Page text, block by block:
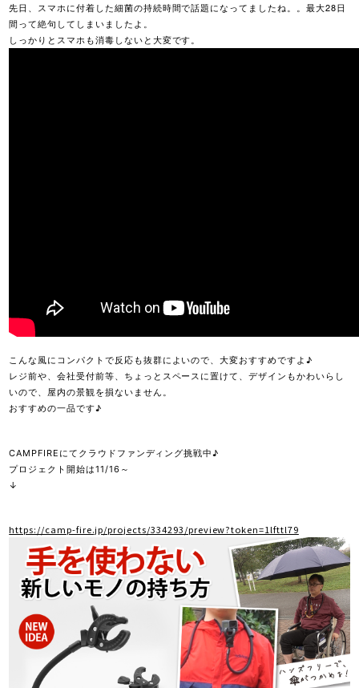
先日、スマホに付着した細菌の持続時間で話題になってましたね。。最大28日
間って絶句してしまいましたよ。
しっかりとスマホも消毒しないと大変です。
こんな風にコンパクトで反応も抜群によいので、大変おすすめですよ♪
レジ前や、会社受付前等、ちょっとスペースに置けて、デザインもかわいらし
いので、屋内の景観を損ないません。
おすすめの一品です♪
CAMPFIREにてクラウドファンディング挑戦中♪
プロジェクト開始は11/16～
↓
https://camp-fire.jp/projects/334293/preview?token=1lfttl79